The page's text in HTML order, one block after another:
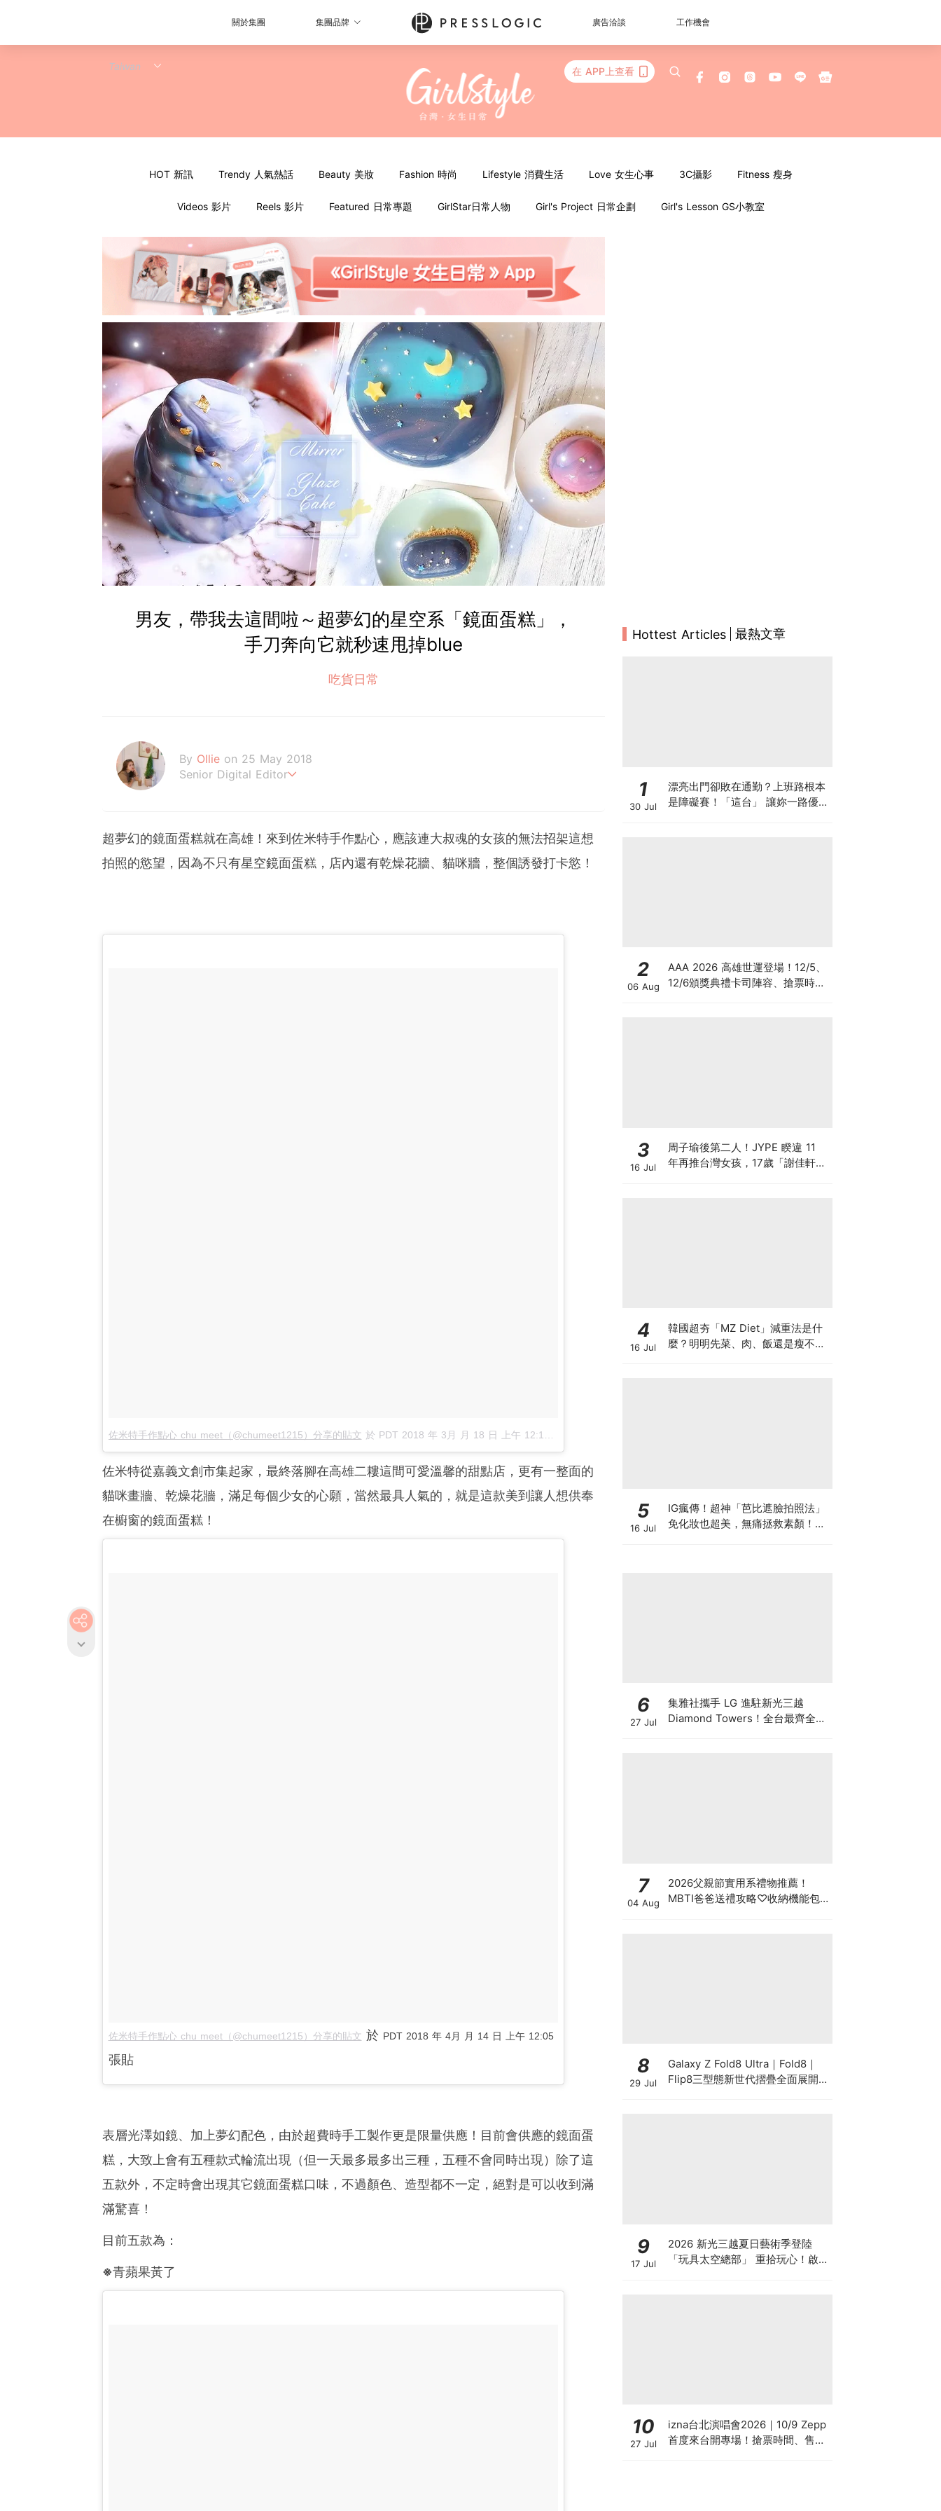
關於集團 集團品牌 廣告洽談 工作機會
在 APP上查看
HOT 新訊 Trendy 人氣熱話 Beauty 美妝 Fashion 時尚 Lifestyle 消費生活 Love 女生心事 3C攝影 Fitness 瘦身
Videos 影片 Reels 影片 Featured 日常專題 GirlStar日常人物 Girl's Project 日常企劃 Girl's Lesson GS小教室
男友，帶我去這間啦～超夢幻的星空系「鏡面蛋糕」，
手刀奔向它就秒速甩掉blue
吃貨日常
By Ollie on 25 May 2018
Senior Digital Editor
超夢幻的鏡面蛋糕就在高雄！來到佐米特手作點心，應該連大叔魂的女孩的無法招架這想
拍照的慾望，因為不只有星空鏡面蛋糕，店內還有乾燥花牆、貓咪牆，整個誘發打卡慾！
佐米特手作點心 chu meet（@chumeet1215）分享的貼文 於 PDT 2018 年 3月 月 18 日 上午 12:17 張貼
佐米特從嘉義文創市集起家，最終落腳在高雄二耬這間可愛溫馨的甜點店，更有一整面的
貓咪畫牆、乾燥花牆，滿足每個少女的心願，當然最具人氣的，就是這款美到讓人想供奉
在櫥窗的鏡面蛋糕！
佐米特手作點心 chu meet（@chumeet1215）分享的貼文 於 PDT 2018 年 4月 月 14 日 上午 12:05
張貼
表層光澤如鏡、加上夢幻配色，由於超費時手工製作更是限量供應！目前會供應的鏡面蛋
糕，大致上會有五種款式輪流出現（但一天最多最多出三種，五種不會同時出現）除了這
五款外，不定時會出現其它鏡面蛋糕口味，不過顏色、造型都不一定，絕對是可以收到滿
滿驚喜！
目前五款為：
※青蘋果黃了
Hottest Articles 最熱文章
1
30 Jul
漂亮出門卻敗在通勤？上班路根本
是障礙賽！「這台」 讓妳一路優雅
2
06 Aug
AAA 2026 高雄世運登場！12/5、
12/6頒獎典禮卡司陣容、搶票時
3
16 Jul
周子瑜後第二人！JYPE 睽違 11
年再推台灣女孩，17歲「謝佳軒」
4
16 Jul
韓國超夯「MZ Diet」減重法是什
麼？明明先菜、肉、飯還是瘦不下
5
16 Jul
IG瘋傳！超神「芭比遮臉拍照法」
免化妝也超美，無痛拯救素顏！附
6
27 Jul
集雅社攜手 LG 進駐新光三越
Diamond Towers！全台最齊全
7
04 Aug
2026父親節實用系禮物推薦！
MBTI爸爸送禮攻略♡收納機能包
8
29 Jul
Galaxy Z Fold8 Ultra｜Fold8｜
Flip8三型態新世代摺疊全面展開！
9
17 Jul
2026 新光三越夏日藝術季登陸
「玩具太空總部」 重拾玩心！啟動
10
27 Jul
izna台北演唱會2026｜10/9 Zepp
首度來台開專場！搶票時間、售票